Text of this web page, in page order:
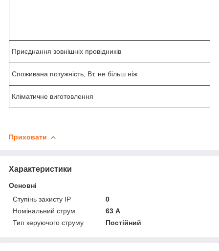
Приєднання зовнішніх провідників
Споживана потужність, Вт, не більш ніж
Кліматичне виготовлення
Приховати
Характеристики
Основні
Ступінь захисту IP
0
Номінальний струм
63 А
Тип керуючого струму
Постійний